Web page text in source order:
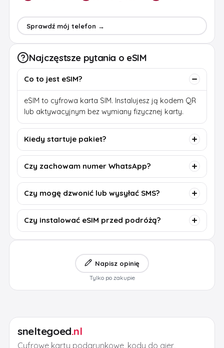
Sprawdź mój telefon →
Najczęstsze pytania o eSIM
Co to jest eSIM?
eSIM to cyfrowa karta SIM. Instalujesz ją kodem QR
lub aktywacyjnym bez wymiany fizycznej karty.
Kiedy startuje pakiet?
Czy zachowam numer WhatsApp?
Czy mogę dzwonić lub wysyłać SMS?
Czy instalować eSIM przed podróżą?
Napisz opinię
Tylko po zakupie
sneltegoed.nl
Cyfrowe karty podarunkowe, kody do gier,